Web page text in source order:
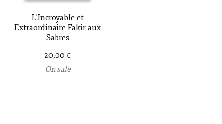
L'Incroyable et
Extraordinaire Fakir aux
Sabres
20,00 €
On sale